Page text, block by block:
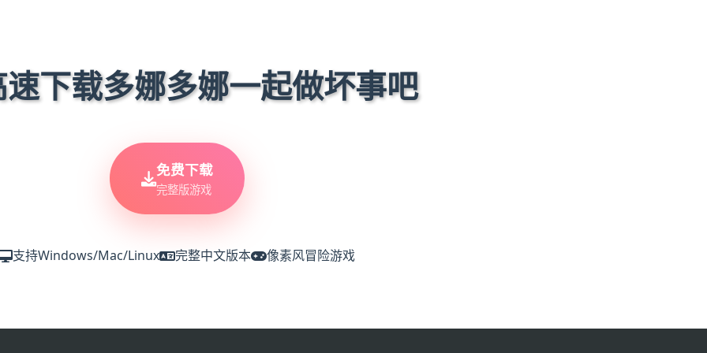
下载多娜多娜一起做坏事吧
免费下载
完整版游戏
支持Windows/Mac/Linux 完整中文版本 像素风冒险游戏